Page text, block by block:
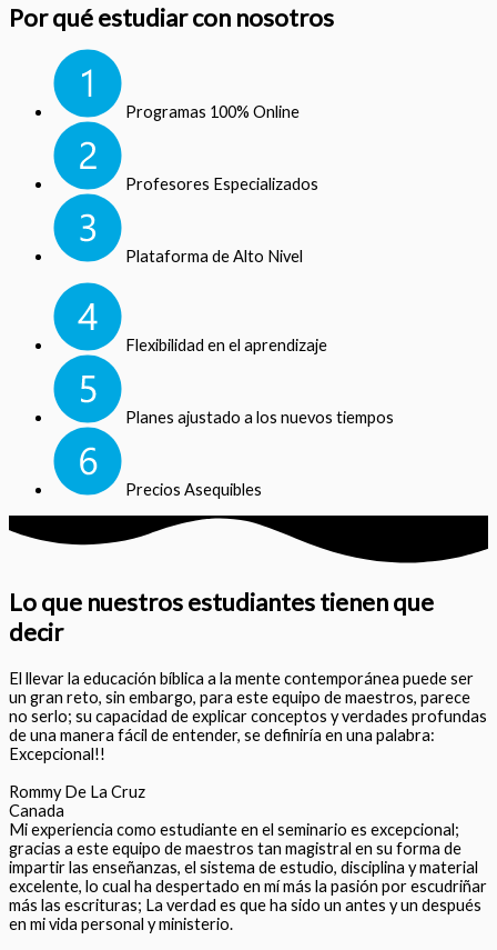
Por qué estudiar con nosotros
Programas 100% Online
Profesores Especializados
Plataforma de Alto Nivel
Flexibilidad en el aprendizaje
Planes ajustado a los nuevos tiempos
Precios Asequibles
Lo que nuestros estudiantes tienen que
decir
El llevar la educación bíblica a la mente contemporánea puede ser
un gran reto, sin embargo, para este equipo de maestros, parece
no serlo; su capacidad de explicar conceptos y verdades profundas
de una manera fácil de entender, se definiría en una palabra:
Excepcional!!
Rommy De La Cruz
Canada
Mi experiencia como estudiante en el seminario es excepcional;
gracias a este equipo de maestros tan magistral en su forma de
impartir las enseñanzas, el sistema de estudio, disciplina y material
excelente, lo cual ha despertado en mí más la pasión por escudriñar
más las escrituras; La verdad es que ha sido un antes y un después
en mi vida personal y ministerio.